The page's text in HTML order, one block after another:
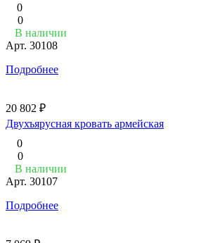
0
0
В наличии
Арт. 30108
Подробнее
20 802 ₽
Двухъярусная кровать армейская
0
0
В наличии
Арт. 30107
Подробнее